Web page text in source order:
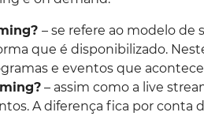
– se refere ao modelo
que é disponibilizado.
e eventos que
– assim como a live
A diferença fica por